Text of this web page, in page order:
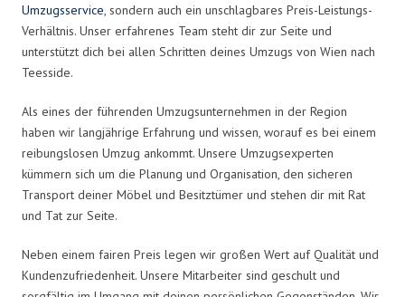
Umzugsservice, sondern auch ein unschlagbares Preis-Leistungs-
Verhältnis. Unser erfahrenes Team steht dir zur Seite und
unterstützt dich bei allen Schritten deines Umzugs von Wien nach
Teesside.
Als eines der führenden Umzugsunternehmen in der Region
haben wir langjährige Erfahrung und wissen, worauf es bei einem
reibungslosen Umzug ankommt. Unsere Umzugsexperten
kümmern sich um die Planung und Organisation, den sicheren
Transport deiner Möbel und Besitztümer und stehen dir mit Rat
und Tat zur Seite.
Neben einem fairen Preis legen wir großen Wert auf Qualität und
Kundenzufriedenheit. Unsere Mitarbeiter sind geschult und